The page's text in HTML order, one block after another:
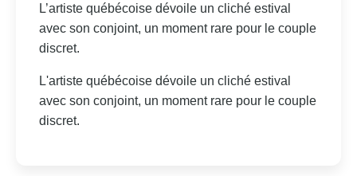
L’artiste québécoise dévoile un cliché estival
avec son conjoint, un moment rare pour le couple
discret.
L'artiste québécoise dévoile un cliché estival
avec son conjoint, un moment rare pour le couple
discret.